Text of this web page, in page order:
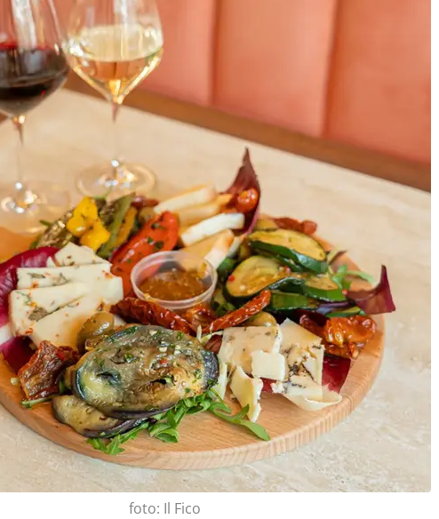
foto: Il Fico